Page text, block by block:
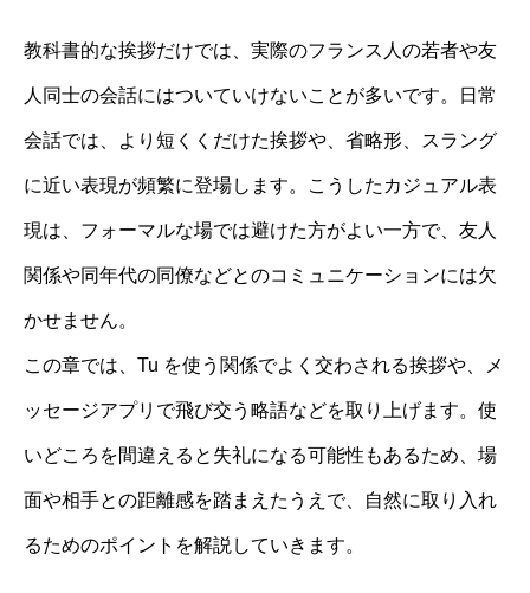
教科書的な挨拶だけでは、実際のフランス人の若者や友
人同士の会話にはついていけないことが多いです。日常
会話では、より短くくだけた挨拶や、省略形、スラング
に近い表現が頻繁に登場します。こうしたカジュアル表
現は、フォーマルな場では避けた方がよい一方で、友人
関係や同年代の同僚などとのコミュニケーションには欠
かせません。
この章では、Tu を使う関係でよく交わされる挨拶や、メ
ッセージアプリで飛び交う略語などを取り上げます。使
いどころを間違えると失礼になる可能性もあるため、場
面や相手との距離感を踏まえたうえで、自然に取り入れ
るためのポイントを解説していきます。